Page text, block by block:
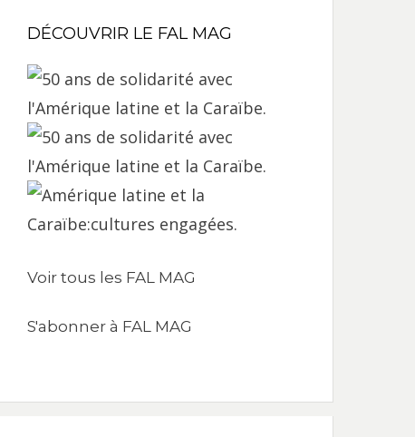
DÉCOUVRIR LE FAL MAG
Voir tous les FAL MAG
S'abonner à FAL MAG